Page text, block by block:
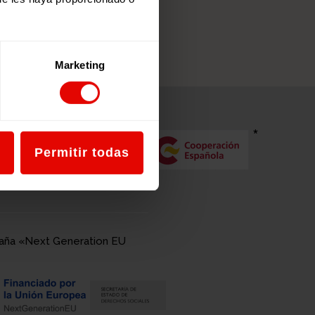
Marketing
Permitir todas
ENVIAR
«Next Generation EU